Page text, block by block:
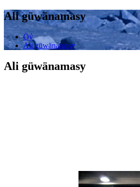
Ali güwänamasy
Öý
Ali güwänamasy
Ali güwänamasy